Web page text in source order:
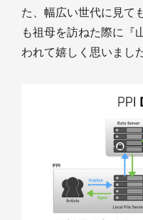
た、幅広い世代に見て
も祖母を訪ねた際に『
われて嬉しく思いまし